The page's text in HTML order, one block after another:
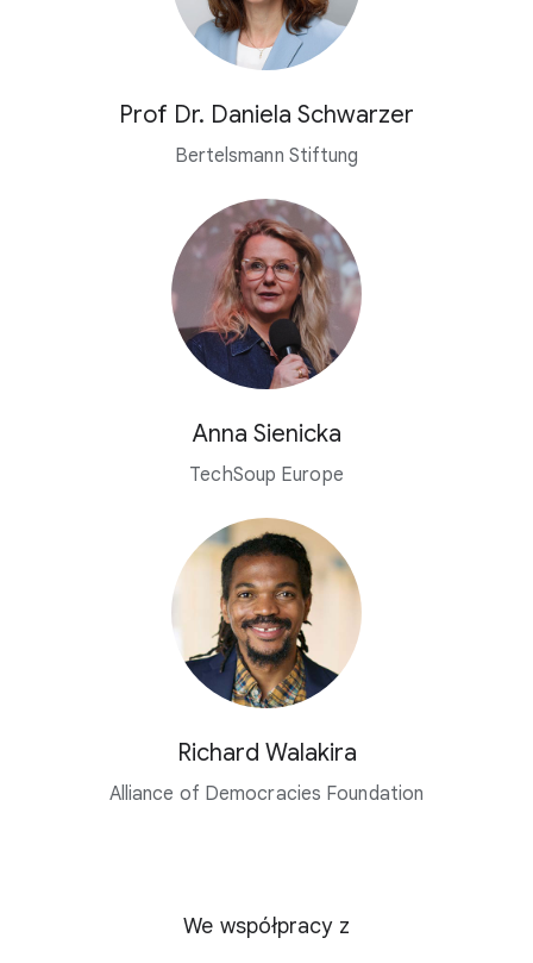
Prof Dr. Daniela Schwarzer
Bertelsmann Stiftung
Anna Sienicka
TechSoup Europe
Richard Walakira
Alliance of Democracies Foundation
We współpracy z